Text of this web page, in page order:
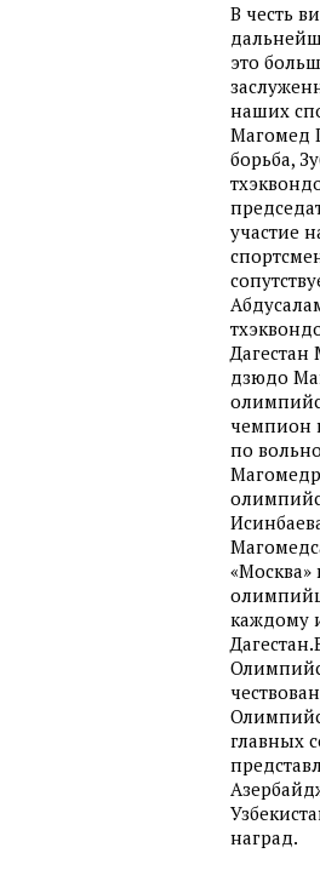
В честь
это
наших
Магомед
борьба,
участие
дзюдо
чемпион
по
«Москва»
каждому
главных
наград.